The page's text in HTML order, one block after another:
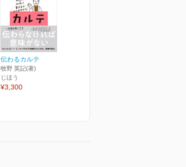
伝わるカルテ
牧野 英記(著)
じほう
¥3,300